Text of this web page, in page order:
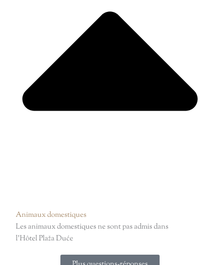
Animaux domestiques
Les animaux domestiques ne sont pas admis dans
l’Hôtel Plaža Duće